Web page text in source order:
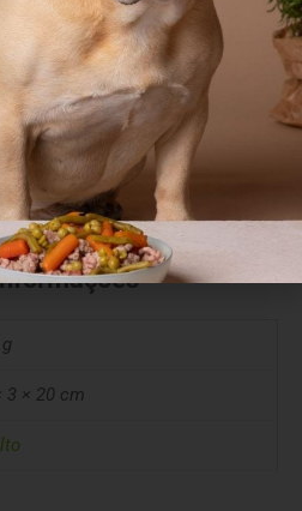
alimentos são capazes de
do seu melhor amigo!
e sem corantes.
bovino
3 × 20 cm